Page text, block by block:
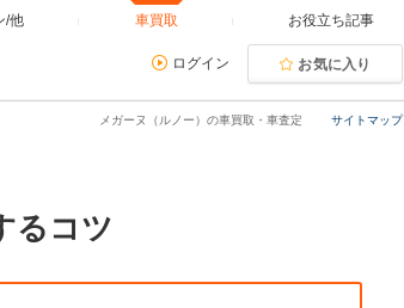
/他 車買取 お役立ち記事
ログイン お気に入り
サイトマップ
メガーヌ（ルノー）の車買取・車査定
るコツ